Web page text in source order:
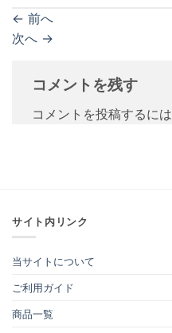
← 前へ
次へ →
コメントを残す
コメントを投稿するには
サイト内リンク
当サイトについて
ご利用ガイド
商品一覧